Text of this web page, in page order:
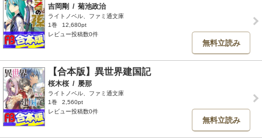
吉岡剛 / 菊池政治
ライトノベル、ファミ通文庫
1巻
12,680pt
レビュー投稿数0件
無料立読み
【合本版】異世界建国記
桜木桜 / 屡那
ライトノベル、ファミ通文庫
1巻
2,560pt
レビュー投稿数0件
無料立読み